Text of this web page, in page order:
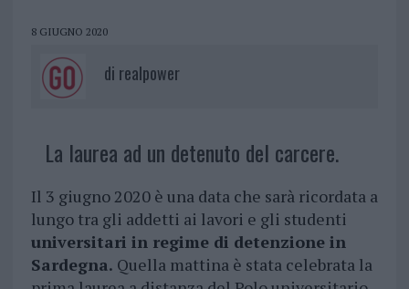
8 GIUGNO 2020
di realpower
La laurea ad un detenuto del carcere.
Il 3 giugno 2020 è una data che sarà ricordata a
lungo tra gli addetti ai lavori e gli studenti
universitari in regime di detenzione in
Sardegna. Quella mattina è stata celebrata la